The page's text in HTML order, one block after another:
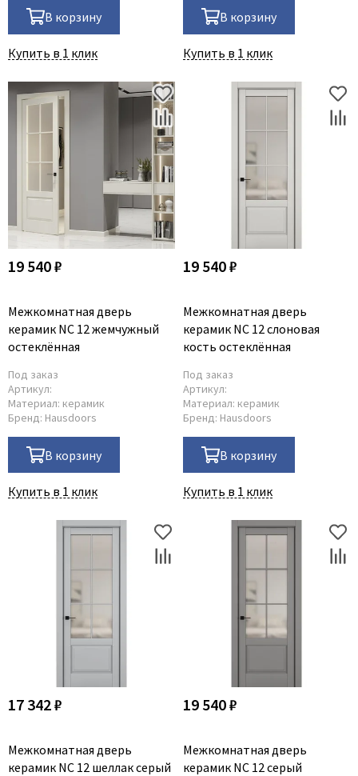
В корзину
Купить в 1 клик
В корзину
Купить в 1 клик
19 540 ₽
Межкомнатная дверь
керамик NC 12 жемчужный
остеклённая
Под заказ
Артикул:
Материал: керамик
Бренд: Hausdoors
В корзину
Купить в 1 клик
19 540 ₽
Межкомнатная дверь
керамик NC 12 слоновая
кость остеклённая
Под заказ
Артикул:
Материал: керамик
Бренд: Hausdoors
В корзину
Купить в 1 клик
17 342 ₽
Межкомнатная дверь
керамик NC 12 шеллак серый
19 540 ₽
Межкомнатная дверь
керамик NC 12 серый